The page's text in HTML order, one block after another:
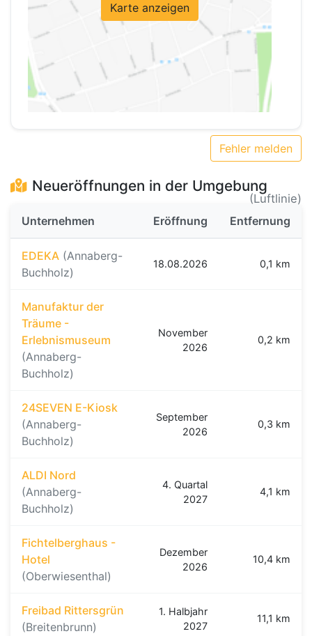
Karte anzeigen
Fehler melden
Neueröffnungen in der Umgebung
(Luftlinie)
Unternehmen
Eröffnung Entfernung
EDEKA (Annaberg-
Buchholz)
18.08.2026 0,1 km
Manufaktur der
Träume -
Erlebnismuseum
(Annaberg-
Buchholz)
November
2026
0,2 km
24SEVEN E-Kiosk
(Annaberg-
Buchholz)
September
2026
0,3 km
ALDI Nord
(Annaberg-
Buchholz)
4. Quartal
2027
4,1 km
Fichtelberghaus -
Hotel
(Oberwiesenthal)
Dezember
2026
10,4 km
Freibad Rittersgrün
(Breitenbrunn)
1. Halbjahr
2027
11,1 km